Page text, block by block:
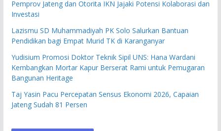
Pemprov Jateng dan Otorita IKN Jajaki Potensi Kolaborasi dan
Investasi
Lazismu SD Muhammadiyah PK Solo Salurkan Bantuan
Pendidikan bagi Empat Murid TK di Karanganyar
Yudisium Promosi Doktor Teknik Sipil UNS: Hana Wardani
Kembangkan Mortar Kapur Berserat Rami untuk Pemugaran
Bangunan Heritage
Taj Yasin Pacu Percepatan Sensus Ekonomi 2026, Capaian
Jateng Sudah 81 Persen